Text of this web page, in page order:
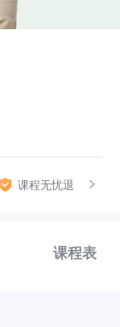
课程无忧退
课程表